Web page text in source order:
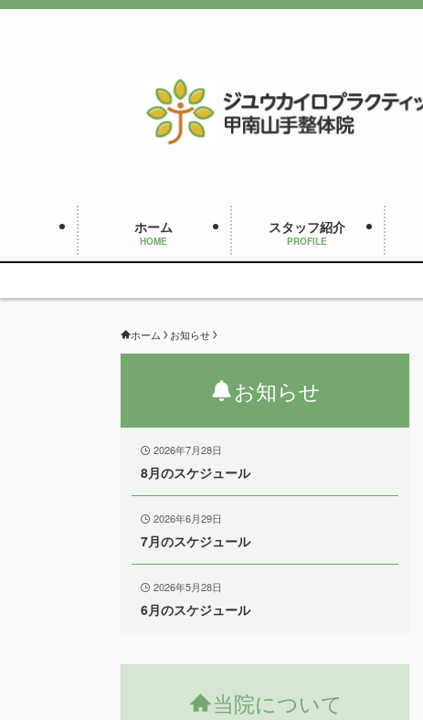
ホーム
HOME
スタッフ紹介
PROFILE
ホーム お知らせ
お知らせ
2026年7月28日
8月のスケジュール
2026年6月29日
7月のスケジュール
2026年5月28日
6月のスケジュール
当院について